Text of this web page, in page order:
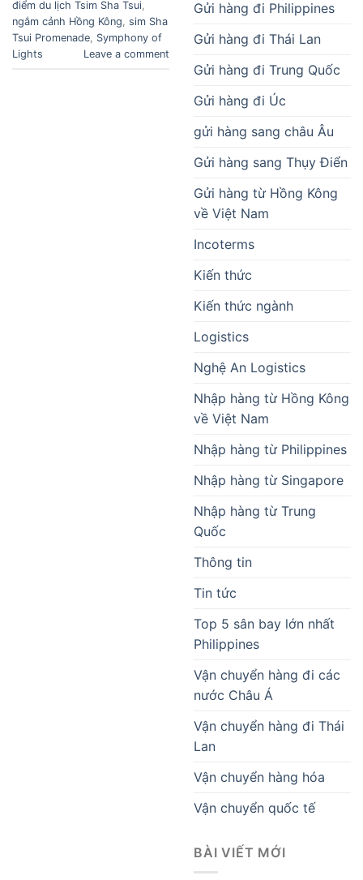
điểm du lịch Tsim Sha Tsui
ngắm cảnh Hồng Kông sim Sha
Tsui Promenade Symphony of
Lights
Leave a comment
Gửi hàng đi Philippines
Gửi hàng đi Thái Lan
Gửi hàng đi Trung Quốc
Gửi hàng đi Úc
gửi hàng sang châu Âu
Gửi hàng sang Thụy Điển
Gửi hàng từ Hồng Kông
về Việt Nam
Incoterms
Kiến thức
Kiến thức ngành
Logistics
Nghệ An Logistics
Nhập hàng từ Hồng Kông
về Việt Nam
Nhập hàng từ Philippines
Nhập hàng từ Singapore
Nhập hàng từ Trung
Quốc
Thông tin
Tin tức
Top 5 sân bay lớn nhất
Philippines
Vận chuyển hàng đi các
nước Châu Á
Vận chuyển hàng đi Thái
Lan
Vận chuyển hàng hóa
Vận chuyển quốc tế
BÀI VIẾT MỚI